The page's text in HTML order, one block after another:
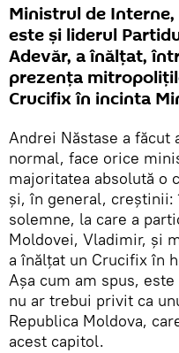
Ministrul de
este și liderul
Adevăr, a înălțat,
prezența
Crucifix în incinta
Andrei Năstase a făcut
normal, face orice
majoritatea absolută o
și, în general,
solemne, la care a
Moldovei, Vladimir, și
a înălțat un Crucifix în
Așa cum am spus,
nu ar trebui privit ca
Republica Moldova,
acest capitol.